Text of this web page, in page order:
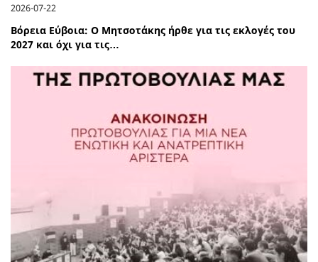
2026-07-22
Βόρεια Εύβοια: Ο Μητσοτάκης ήρθε για τις εκλογές του
2027 και όχι για τις…